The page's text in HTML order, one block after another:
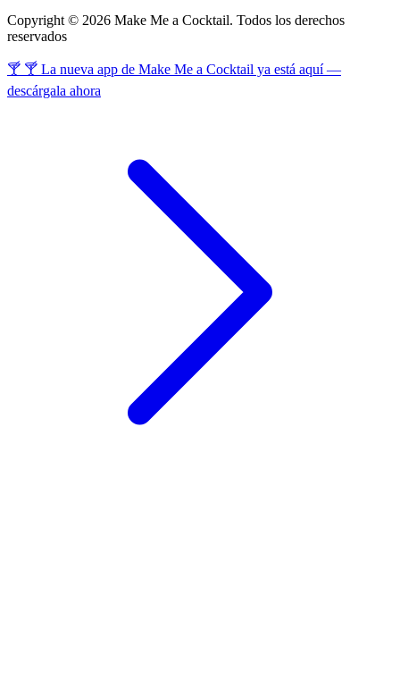
Copyright © 2026 Make Me a Cocktail. Todos los derechos
reservados
🍸 🍸 La nueva app de Make Me a Cocktail ya está aquí —
descárgala ahora